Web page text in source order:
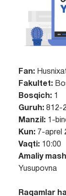
Fan:
Fakultet:
Bosqich:1
Guruh:812-
Manzil:1-
Kun: 7-aprel
Vaqti:10:00
Amaliy
Yusupovna
Raqamlar